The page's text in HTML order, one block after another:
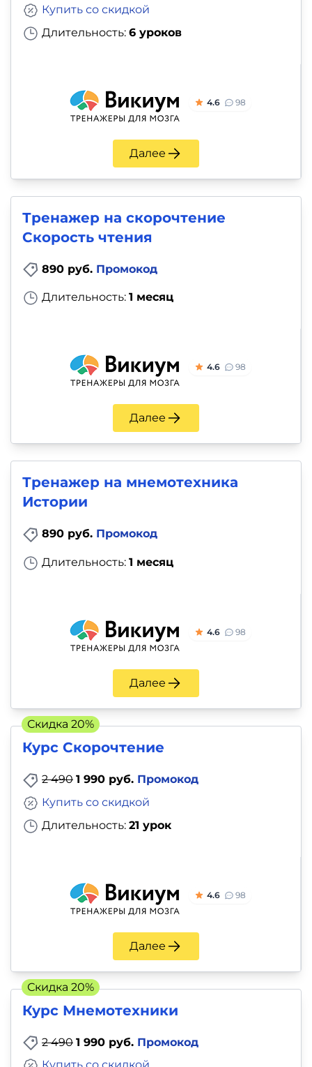
Длительность: 6 уроков
Купить со скидкой
4.6 98
Далее
Тренажер на скорочтение
Скорость чтения
890 руб. Промокод
Длительность: 1 месяц
4.6 98
Далее
Тренажер на мнемотехника
Истории
890 руб. Промокод
Длительность: 1 месяц
4.6 98
Далее
Курс Скорочтение
2 490 1 990 руб. Промокод
Длительность: 21 урок
Купить со скидкой
4.6 98
Далее
Скидка 20%
Курс Мнемотехники
2 490 1 990 руб. Промокод
Скидка 20%